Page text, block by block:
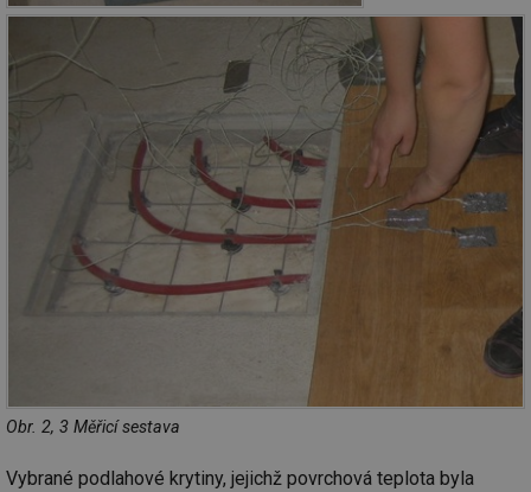
Obr. 2, 3 Měřicí sestava
Vybrané podlahové krytiny, jejichž povrchová teplota byla